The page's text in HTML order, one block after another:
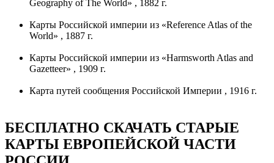
Geography of The World» , 1882 г.
Карты Российской империи из «Reference Atlas of the
World» , 1887 г.
Карты Российской империи из «Harmsworth Atlas and
Gazetteer» , 1909 г.
Карта путей сообщения Российской Империи , 1916 г.
БЕСПЛАТНО СКАЧАТЬ СТАРЫЕ
КАРТЫ ЕВРОПЕЙСКОЙ ЧАСТИ